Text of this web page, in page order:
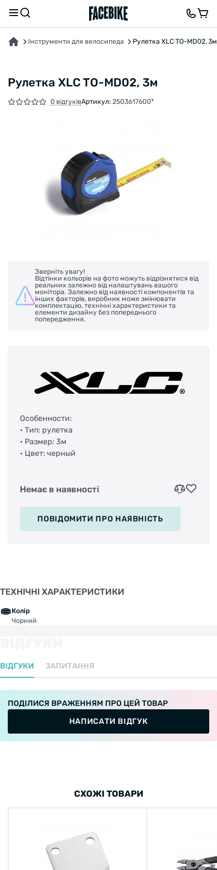
Інструменти для велосипеда Рулетка XLC TO-MD02, 3м
Рулетка XLC TO-MD02, 3м
0 відгуківАртикул: 2503617600*
Зверніть увагу!
Відтінки кольорів на фото можуть відрізнятися від
реальних залежно від налаштувань вашого
монітора. Залежно від наявності компонентів та
інших факторів, виробник може змінювати
комплектацію, технічні характеристики та
елементи дизайну без попереднього
попередження.
Особенности:
• Тип: рулетка
• Размер: 3м
• Цвет: черный
Немає в наявності
ПОВІДОМИТИ ПРО НАЯВНІСТЬ
ТЕХНІЧНІ ХАРАКТЕРИСТИКИ
Колір
Чорний
ВІДГУКИ ЗАПИТАННЯ
ПОДІЛИСЯ ВРАЖЕННЯМ ПРО ЦЕЙ ТОВАР
НАПИСАТИ ВІДГУК
ПРО ТОВАР ХАРАКТЕРИСТИКИВІДГУКИ ТА ЗАПИТАННЯ
СХОЖІ ТОВАРИ